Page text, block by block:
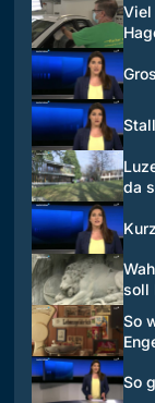
Viel
da
soll
So
So